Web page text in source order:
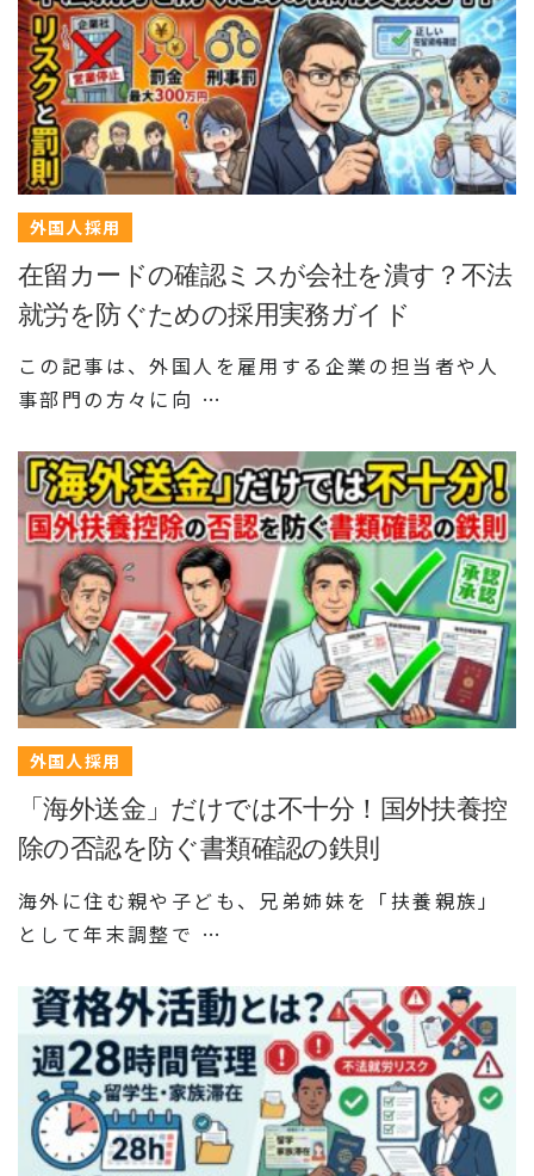
外国人採用
在留カードの確認ミスが会社を潰す？不法
就労を防ぐための採用実務ガイド
この記事は、外国人を雇用する企業の担当者や人
事部門の方々に向 …
外国人採用
「海外送金」だけでは不十分！国外扶養控
除の否認を防ぐ書類確認の鉄則
海外に住む親や子ども、兄弟姉妹を「扶養親族」
として年末調整で …